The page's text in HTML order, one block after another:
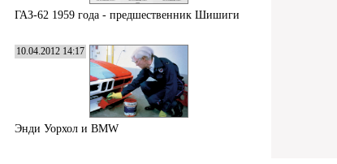
ГАЗ-62 1959 года - предшественник Шишиги
10.04.2012 14:17
Энди Уорхол и BMW